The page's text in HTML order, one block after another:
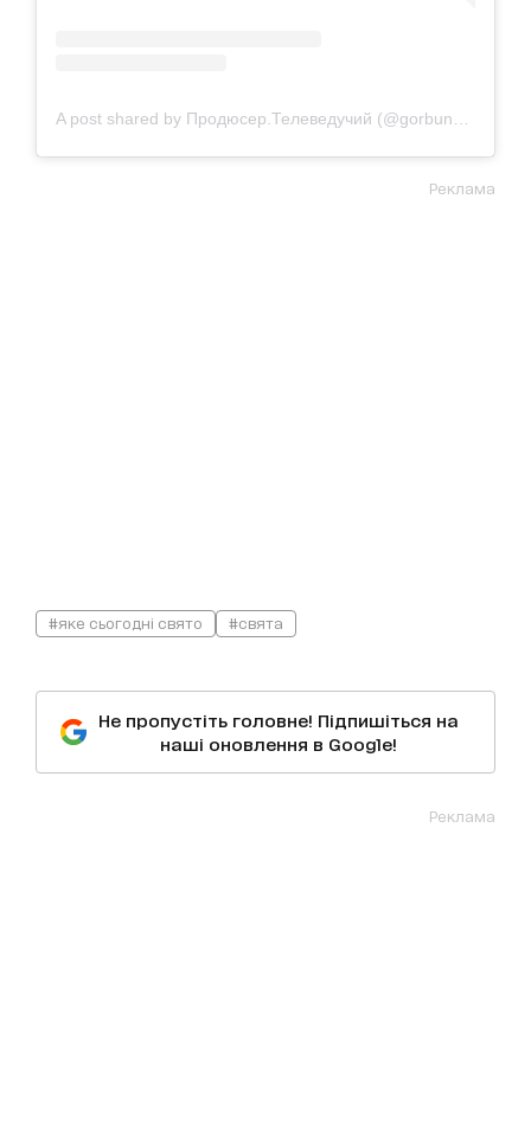
A post shared by Продюсер.Телеведучий (@gorbunovyuriy)
Реклама
#яке сьогодні свято #свята
Не пропустіть головне! Підпишіться на
наші оновлення в Google!
Реклама